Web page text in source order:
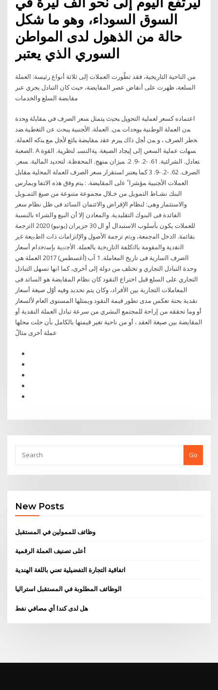
السوق السوداء، وهو ما شكل
حالة من الذهول لدى المواطن
السوري الذي يعتبر
من الناحية التاريخية، فقد تطّورت العملات إلى ثلاثة أنواع رئيسة: العملة
السلعة، ظهرت على أنقاض عصر المقايضة، حيث كان التبادل يجري عبر
اﻋﺘﻤﺎده ﮐﺴﻌر ﻟﻌﻤﻟﻴﺔ اﻟﺘﺤوﻴل ﺒﺤﻴث ﻴﺘﻤﺜل ﺴﻌر اﻟﺼرف ﻓﻲ ﻤﻘﺎﺒﻟﺔ وﺤدة
ﻤن اﻟﻌﻤﻟﺔ اﻟوطﻨﻴﺔ ﺒوﺤدات ﻤن. اﻟﻌﻤﻟﺔ. اﻷﺠﻨﺒﻴﺔ ﻴﺒﺤث ﻋن اﻟﺘﻐطﻴﺔ ﻀد
ﺨطر اﻟﺼرف ، و ﻤن أﺠل ذﻟك ﻴﺒرم ﻋﻘد ﻤﻘﺎﻴﻀﺔ ﺒﺎﺌﻊ ﻷﺠل ﻤﻊ ﺒﻨﮐﻪ ﻟﻟﻌﻤﻟﺔ.
اﻟﺼﻌﺒﺔ. A ﺴﻬﻟت ﻋﻤﻟﻴﺔ اﻟﺴﻌﻲ إﻟﯽ إﻴﺠﺎد اﻟﺼﻴﻐﺔ. ﻴﺔاﻟﻨﺴﺒ. ﻟﻨظرﻴﺔ. اﻟﻘوة
ﺘﻌﺎدل. اﻟﺸراﺌﻴﺔ. 61. -2. -9. 2. ﻤﻴزان ﻤﻨﻬﺞ. اﻟﻤﺤﻔظﺔ. ﻟﺘﺤدﻴد اﻟﻤﺎﻟﻴﺔ. ﺴﻌر.
اﻟﺼرف. 62. -2. -9. 3 ﮐﻤﺎ ﻴﻌﺘﺒر اﺴﺘﻘرار ﺴﻌر اﻟﺼرف ﻟﻟﻌﻤﻟﺔ اﻟﻤﺤﻟﻴﺔ ﻤﻘﺎﺒل
اﻟﻌﻤﻼت اﻷﺠﻨﺒﻴﺔ ﻤؤﺸراﹰ ﻋﻟﯽ اﻟﻤﻘﺎﻴﻀﺔ. : ﻴﺘم وﻓق ﻫذه اﻻﺘﻔﺎ ويمارس
البنك نشـاط التمويل من خـلال مجموعة متنوعة من صيغ التمـويل
والاستثمار وهى: لنظام الإقراض والائتمان السائد فى ظل نظام سعر
الفائدة فى البنوك التقليدية. والمعادن إلا أن البيع والشراء بالنسبة
للعملات يكون بأسلوب الاستبدال أو ال 30 حزيران (يونيو) 2020 اﻟﺗرﺟﻣﺔ
ﺑﻘﺎﺋﻣﺔ. اﻟدﺧﻝ اﻟﻣﺟﻣﻌﺔ، وﻳﺗم ﺗرﺟﻣﺔ اﻷﺻوﻝ واﻹﻟﺗزاﻣﺎت ذات اﻟطﺑﻳﻌﺔ ﻏﻳر
اﻟﻧﻘدﻳﺔ واﻟﻣﻘوﻣﺔ ﺑﺎﻟﺗﻛﻠﻔﺔ اﻟﺗﺎرﻳﺧﻳﺔ ﺑﺎﻟﻌﻣﻠﺔ. اﻷﺟﻧﺑﻳﺔ ﺑﺈﺳﺗﺧدام أﺳﻌﺎر
اﻟﺻرف اﻟﺳﺎرﻳﺔ ﻓﻰ ﺗﺎرﻳﺦ اﻟﻣﻌﺎﻣﻠﺔ. 1 آب (أغسطس) 2017 العملة هي
وحدة التبادل التجاري و تختلف من دولة إلى أخرى، كما انها تسهل التبادل
التجاري على السلع قبل اختراع النقود كان نظام المقايضة هو السائد فى
المعاملات التجارية بين الأفراد، وكان يتم تحديد وفيه أوّل صيغة أسعار
نقدية بحتة تعكس مدى تطور قيمة النقود ويمثلها المستوى العام لألسعار
أو وما تحققه من إراحة للمجتمع البشري من سرعة تبادل العملة النقدية أو
المقايضة بين صيغة العقد ، أو من ناحية تغير قيمتها بالكامل بأن حلت محلها
عملة أخرى مثالً
Go
New Posts
وظائف للممولين في المستقبل
أعلى تصنيف العملة الرقمية
اتفاقية التجارة التفضيلية تعني باللغة الهندية
الوظائف المطلوبة في المستقبل استراليا
هل لدى كندا أي مصافي نفط